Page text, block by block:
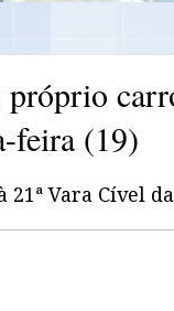
feira (19)
Vara Cível